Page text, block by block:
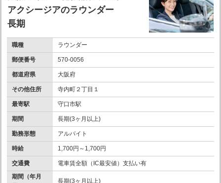
アクシージアのラウンダー
長期
職種 ラウンダー
郵便番号 570-0056
都道府県 大阪府
その他住所 寺内町２丁目１
最寄駅 守口市駅
期間 長期(3ヶ月以上)
勤務形態 アルバイト
時給 1,700円～1,700円
交通費
電車賃全額（IC最安値）支払い有
期間（年月
長期(3ヶ月以上)